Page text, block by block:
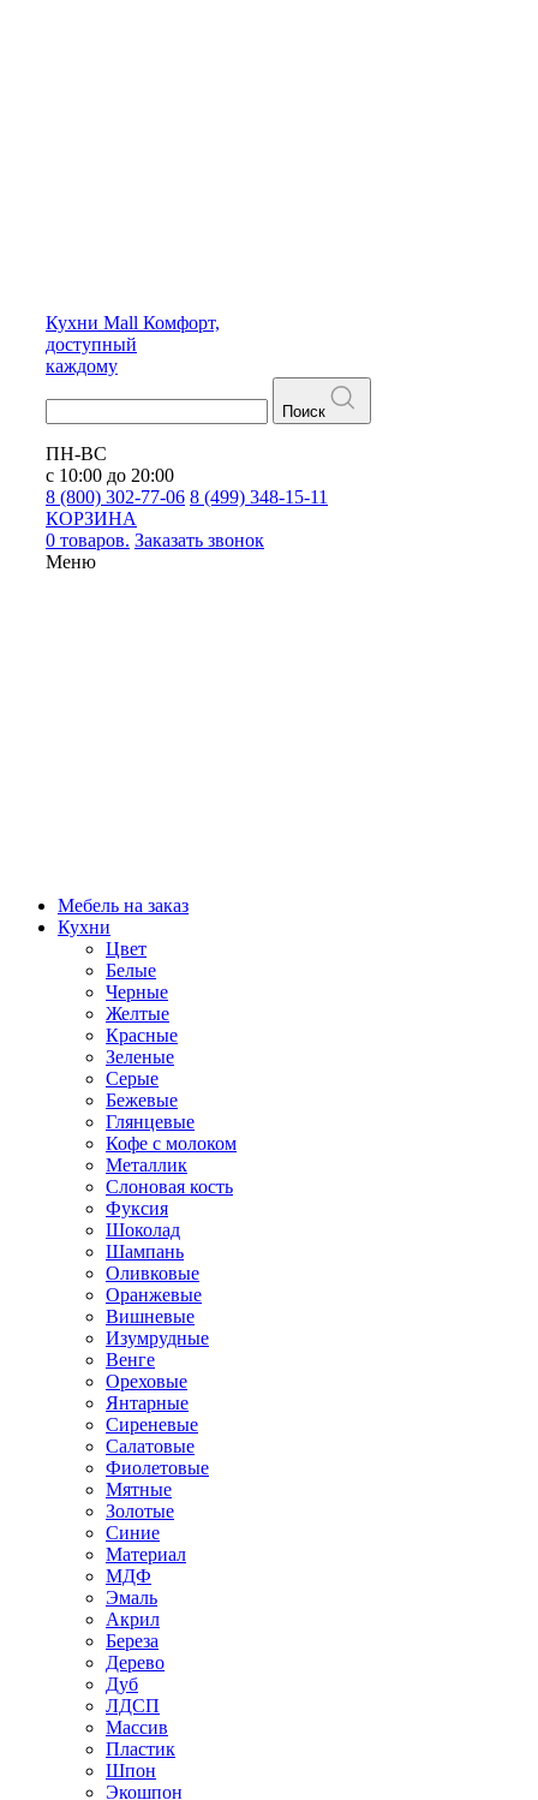
Кухни Mall Комфорт,
доступный
каждому
Поиск
ПН-ВС
с 10:00 до 20:00
8 (800) 302-77-06 8 (499) 348-15-11
КОРЗИНА
0 товаров. Заказать звонок
Меню
Мебель на заказ
Кухни
Цвет
Белые
Черные
Желтые
Красные
Зеленые
Серые
Бежевые
Глянцевые
Кофе с молоком
Металлик
Слоновая кость
Фуксия
Шоколад
Шампань
Оливковые
Оранжевые
Вишневые
Изумрудные
Венге
Ореховые
Янтарные
Сиреневые
Салатовые
Фиолетовые
Мятные
Золотые
Синие
Материал
МДФ
Эмаль
Акрил
Береза
Дерево
Дуб
ЛДСП
Массив
Пластик
Шпон
Экошпон